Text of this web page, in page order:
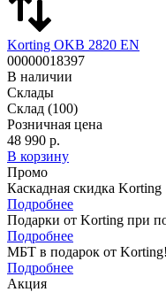
Korting OKB 2820 EN
00000018397
В наличии
Склады
Склад (100)
Розничная цена
48 990 р.
В корзину
Промо
Каскадная скидка Korting
Подробнее
Подарки от Korting при
Подробнее
МБТ в подарок от Korting!
Подробнее
Акция